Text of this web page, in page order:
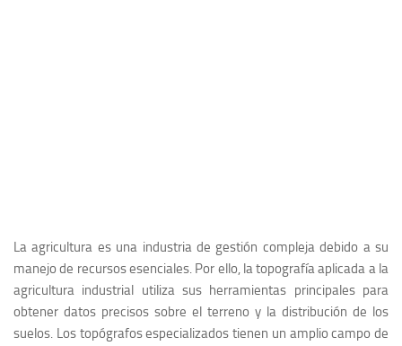
La agricultura es una industria de gestión compleja debido a su
manejo de recursos esenciales. Por ello, la topografía aplicada a la
agricultura industrial utiliza sus herramientas principales para
obtener datos precisos sobre el terreno y la distribución de los
suelos. Los topógrafos especializados tienen un amplio campo de